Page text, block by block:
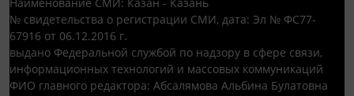
№ свидетельства о регистрации СМИ, дата: Эл № ФС77-
67916 от 06.12.2016 г.
выдано Федеральной службой по надзору в сфере связи,
информационных технологий и массовых коммуникаций
ФИО главного редактора: Абсалямова Альбина Булатовна